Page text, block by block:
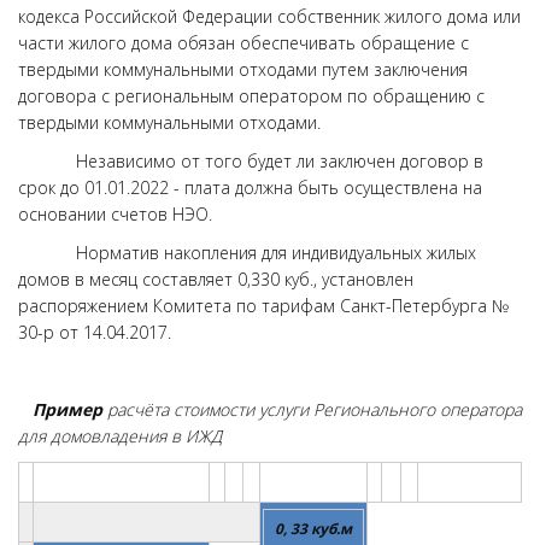
кодекса Российской Федерации собственник жилого дома или
части жилого дома обязан обеспечивать обращение с
твердыми коммунальными отходами путем заключения
договора с региональным оператором по обращению с
твердыми коммунальными отходами.
Независимо от того будет ли заключен договор в
срок до 01.01.2022 - плата должна быть осуществлена на
основании счетов НЭО.
Норматив накопления для индивидуальных жилых
домов в месяц составляет 0,330 куб., установлен
распоряжением Комитета по тарифам Санкт-Петербурга №
30-р от 14.04.2017.
Примеррасчёта стоимости услуги Регионального оператора
для домовладения в ИЖД
0, 33 куб.м